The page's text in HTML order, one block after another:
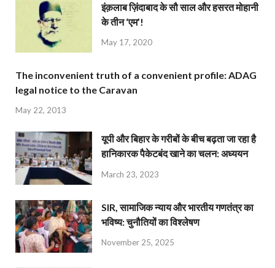
इंक़लाब ज़िंदाबाद के सौ साल और हसरत मोहानी
के तीन ‘एम’!
May 17, 2020
The inconvenient truth of a convenient profile: ADAG
legal notice to the Caravan
May 22, 2013
यूपी और बिहार के गरीबों के बीच बढ़ता जा रहा है
हानिकारक पैकेटबंद खाने का चलन: अध्ययन
March 23, 2023
SIR, सामाजिक न्याय और भारतीय गणतंत्र का
भविष्य: चुनौतियों का विश्लेषण
November 25, 2025